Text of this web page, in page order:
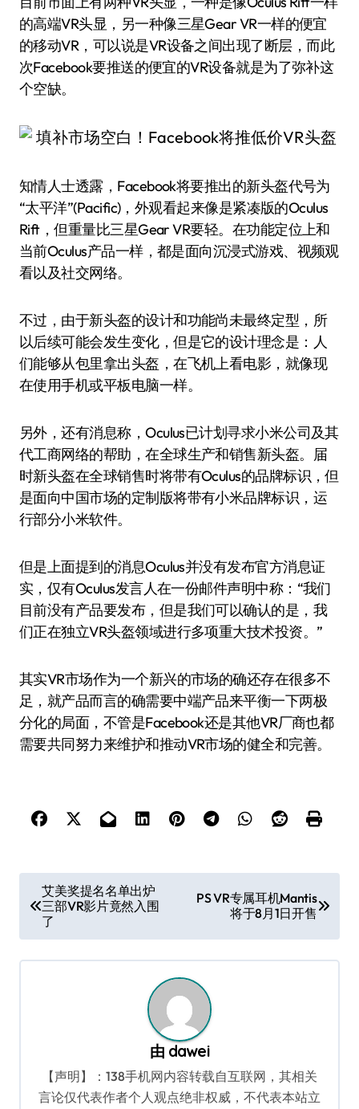
的高端VR头显，另一种像三星Gear VR一样的便宜
的移动VR，可以说是VR设备之间出现了断层，而此
次Facebook要推送的便宜的VR设备就是为了弥补这
个空缺。
知情人士透露，Facebook将要推出的新头盔代号为
“太平洋”(Pacific)，外观看起来像是紧凑版的Oculus
Rift，但重量比三星Gear VR要轻。在功能定位上和
当前Oculus产品一样，都是面向沉浸式游戏、视频观
看以及社交网络。
不过，由于新头盔的设计和功能尚未最终定型，所
以后续可能会发生变化，但是它的设计理念是：人
们能够从包里拿出头盔，在飞机上看电影，就像现
在使用手机或平板电脑一样。
另外，还有消息称，Oculus已计划寻求小米公司及其
代工商网络的帮助，在全球生产和销售新头盔。届
时新头盔在全球销售时将带有Oculus的品牌标识，但
是面向中国市场的定制版将带有小米品牌标识，运
行部分小米软件。
但是上面提到的消息Oculus并没有发布官方消息证
实，仅有Oculus发言人在一份邮件声明中称：“我们
目前没有产品要发布，但是我们可以确认的是，我
们正在独立VR头盔领域进行多项重大技术投资。”
其实VR市场作为一个新兴的市场的确还存在很多不
足，就产品而言的确需要中端产品来平衡一下两极
分化的局面，不管是Facebook还是其他VR厂商也都
需要共同努力来维护和推动VR市场的健全和完善。
章
导
航
艾美奖提名名单出炉
三部VR影片竟然入围
了
PS VR专属耳机Mantis
将于8月1日开售
由 dawei
【声明】：138手机网内容转载自互联网，其相关
言论仅代表作者个人观点绝非权威，不代表本站立